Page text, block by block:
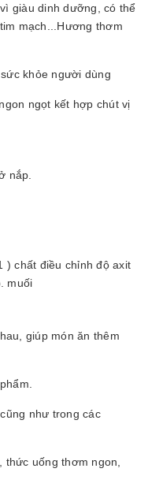
giàu dinh dưỡng, có thể
mạch...Hương thơm
khỏe người dùng
ngọt kết hợp chút vị
nắp.
) chất điều chỉnh độ axit
muối
giúp món ăn thêm
như trong các
uống thơm ngon,